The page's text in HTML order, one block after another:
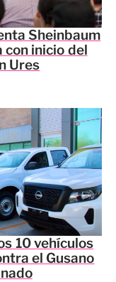
Sheinbaum
con inicio del
Ures
10 vehículos
el Gusano